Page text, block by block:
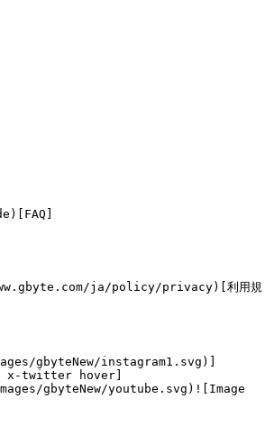
ja/policy/privacy)[利用規
gbyteNew/instagram1.svg)]
x-twitter hover]
gbyteNew/youtube.svg)![Image